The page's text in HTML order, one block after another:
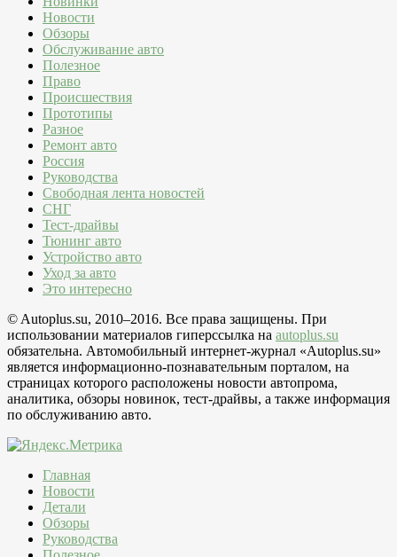
Новости
Обзоры
Обслуживание авто
Полезное
Право
Происшествия
Прототипы
Разное
Ремонт авто
Россия
Руководства
Свободная лента новостей
СНГ
Тест-драйвы
Тюнинг авто
Устройство авто
Уход за авто
Это интересно
© Autoplus.su, 2010–2016. Все права защищены. При
использовании материалов гиперссылка на autoplus.su
обязательна. Автомобильный интернет-журнал «Autoplus.su»
является информационно-познавательным порталом, на
страницах которого расположены новости автопрома,
аналитика, обзоры новинок, тест-драйвы, а также информация
по обслуживанию авто.
Главная
Новости
Детали
Обзоры
Руководства